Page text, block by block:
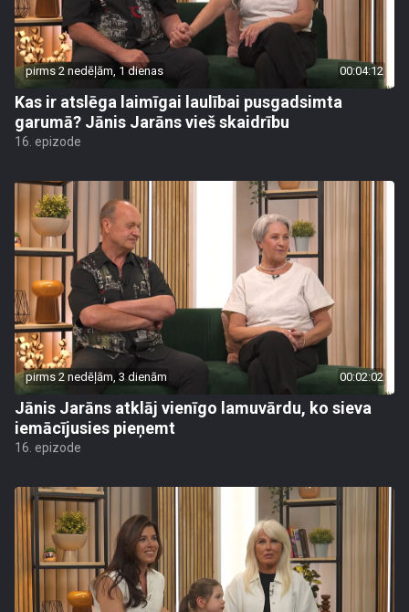
pirms 2 nedēļām, 1 dienas 00:04:12
Kas ir atslēga laimīgai laulībai pusgadsimta
garumā? Jānis Jarāns vieš skaidrību
16. epizode
pirms 2 nedēļām, 3 dienām 00:02:02
Jānis Jarāns atklāj vienīgo lamuvārdu, ko sieva
iemācījusies pieņemt
16. epizode